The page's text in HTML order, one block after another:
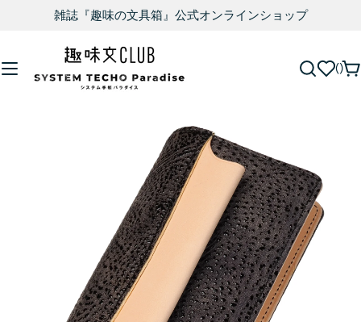
雑誌『趣味の文具箱』公式オンラインショップ